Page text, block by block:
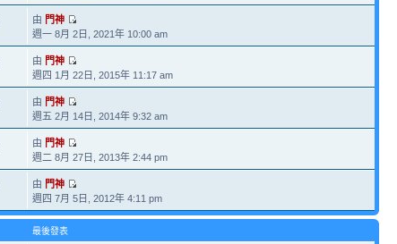
由 門神
週一 8月 2日, 2021年 10:00 am
由 門神
週四 1月 22日, 2015年 11:17 am
由 門神
週五 2月 14日, 2014年 9:32 am
由 門神
週二 8月 27日, 2013年 2:44 pm
由 門神
週四 7月 5日, 2012年 4:11 pm
最後發表